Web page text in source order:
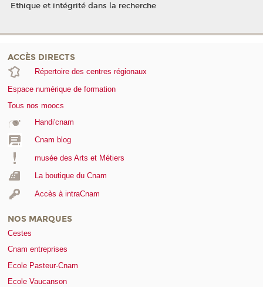
Ethique et intégrité dans la recherche
ACCÈS DIRECTS
Répertoire des centres régionaux
Espace numérique de formation
Tous nos moocs
Handi'cnam
Cnam blog
musée des Arts et Métiers
La boutique du Cnam
Accès à intraCnam
NOS MARQUES
Cestes
Cnam entreprises
Ecole Pasteur-Cnam
Ecole Vaucanson